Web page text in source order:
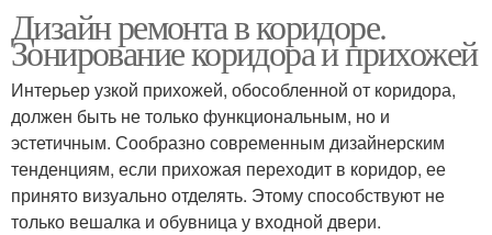
Дизайн ремонта в коридоре.
Зонирование коридора и прихожей
Интерьер узкой прихожей, обособленной от коридора,
должен быть не только функциональным, но и
эстетичным. Сообразно современным дизайнерским
тенденциям, если прихожая переходит в коридор, ее
принято визуально отделять. Этому способствуют не
только вешалка и обувница у входной двери.